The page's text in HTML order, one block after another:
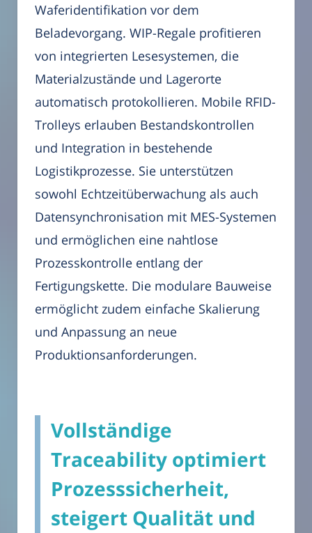
Waferidentifikation vor dem
Beladevorgang. WIP-Regale profitieren
von integrierten Lesesystemen, die
Materialzustände und Lagerorte
automatisch protokollieren. Mobile RFID-
Trolleys erlauben Bestandskontrollen
und Integration in bestehende
Logistikprozesse. Sie unterstützen
sowohl Echtzeitüberwachung als auch
Datensynchronisation mit MES-Systemen
und ermöglichen eine nahtlose
Prozesskontrolle entlang der
Fertigungskette. Die modulare Bauweise
ermöglicht zudem einfache Skalierung
und Anpassung an neue
Produktionsanforderungen.
Vollständige
Traceability optimiert
Prozesssicherheit,
steigert Qualität und